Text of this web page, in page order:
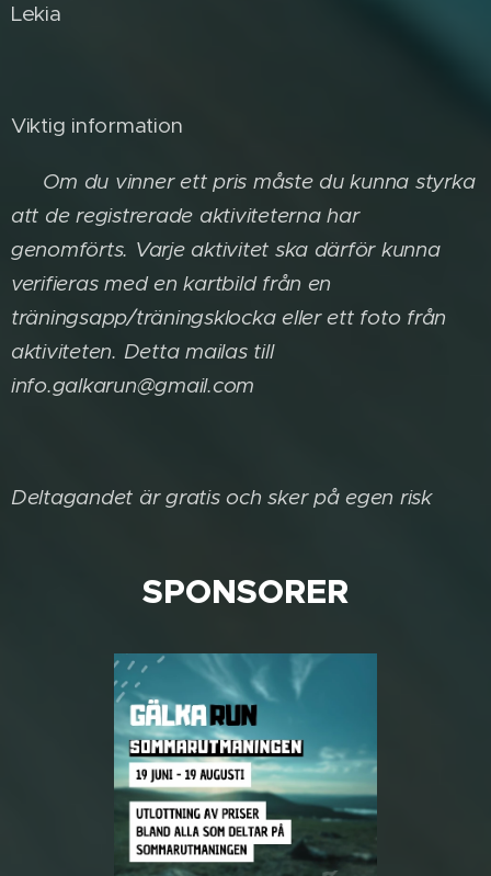
Lekia
Viktig information
Om du vinner ett pris måste du kunna styrka
att de registrerade aktiviteterna har
genomförts. Varje aktivitet ska därför kunna
verifieras med en kartbild från en
träningsapp/träningsklocka eller ett foto från
aktiviteten. Detta mailas till
info.galkarun@gmail.com
Deltagandet är gratis och sker på egen risk
SPONSORER